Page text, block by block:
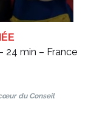
24 min – France
du Conseil